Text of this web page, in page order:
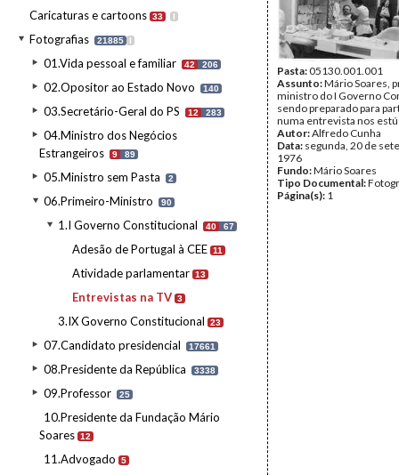
Caricaturas e cartoons 33 I
Fotografias 21885 I
01.Vida pessoal e familiar 42 206
02.Opositor ao Estado Novo 140
03.Secretário-Geral do PS 12 283
04.Ministro dos Negócios
Estrangeiros
9 89
05.Ministro sem Pasta 2
06.Primeiro-Ministro 90
1.I Governo Constitucional 40 67
Adesão de Portugal à CEE 11
Atividade parlamentar 13
Entrevistas na TV 3
3.IX Governo Constitucional 23
07.Candidato presidencial 17661
08.Presidente da República 3338
09.Professor 25
10.Presidente da Fundação Mário
Soares 12
11.Advogado 5
Pasta:05130.001.001
Assunto:Mário Soares,
ministro do I Governo
sendo preparado para
numa entrevista nos
Autor:Alfredo Cunha
Data: segunda, 20 de
1976
Fundo:Mário Soares
Tipo Documental:
Página(s): 1